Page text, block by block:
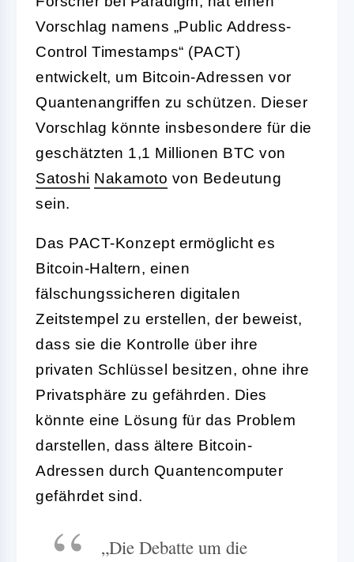
Vorschlag namens „Public Address-
Control Timestamps“ (PACT)
entwickelt, um Bitcoin-Adressen vor
Quantenangriffen zu schützen. Dieser
Vorschlag könnte insbesondere für die
geschätzten 1,1 Millionen BTC von
Satoshi Nakamoto von Bedeutung
sein.
Das PACT-Konzept ermöglicht es
Bitcoin-Haltern, einen
fälschungssicheren digitalen
Zeitstempel zu erstellen, der beweist,
dass sie die Kontrolle über ihre
privaten Schlüssel besitzen, ohne ihre
Privatsphäre zu gefährden. Dies
könnte eine Lösung für das Problem
darstellen, dass ältere Bitcoin-
Adressen durch Quantencomputer
gefährdet sind.
„Die Debatte um die